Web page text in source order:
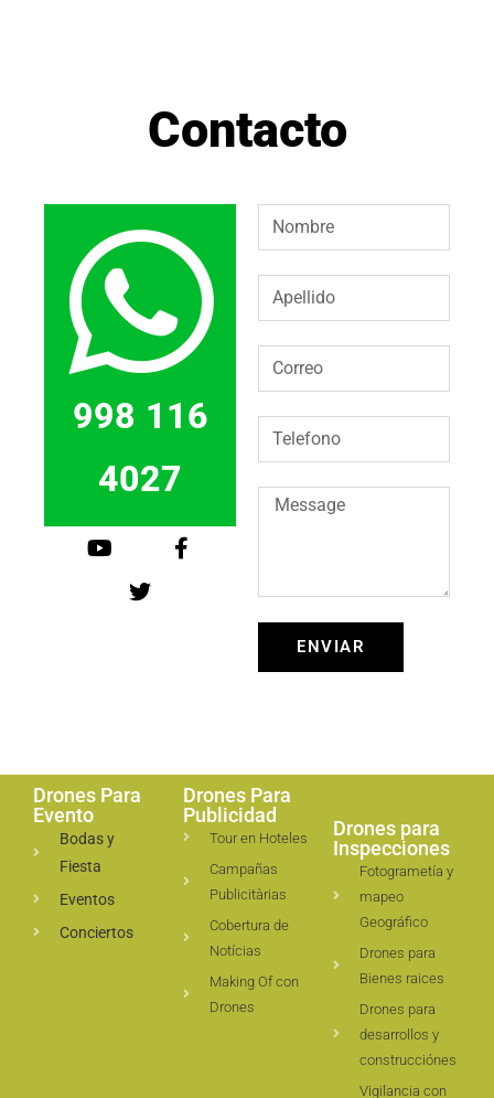
Contacto
998 116
4027
ENVIAR
Drones Para
Evento
Bodas y
Fiesta
Eventos
Conciertos
Drones Para
Publicidad
Tour en Hoteles
Campañas
Publicitàrias
Cobertura de
Notícias
Making Of con
Drones
Drones para
Inspecciones
Fotogrametía y
mapeo
Geográfico
Drones para
Bienes raices
Drones para
desarrollos y
construcciónes
Vigilancia con